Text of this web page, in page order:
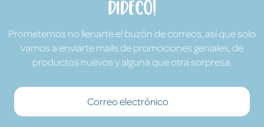
Dideco!
Prometemos no llenarte el buzón de correos, así que solo
vamos a enviarte mails de promociones geniales, de
productos nuevos y alguna que otra sorpresa.